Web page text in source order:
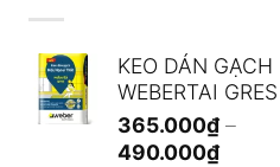
KEO DÁN GẠCH
WEBERTAI GRES
365.000₫ –
490.000₫Khoảng